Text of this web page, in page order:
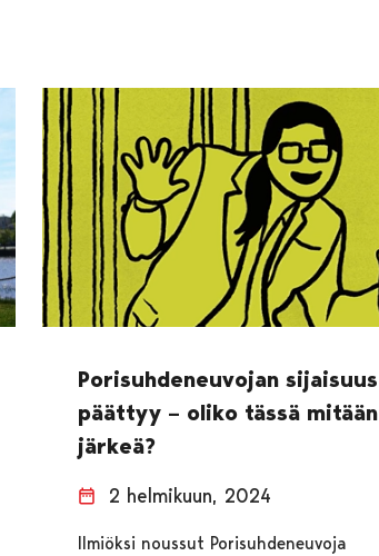
Porisuhdeneuvojan sijaisuus
päättyy – oliko tässä mitään
järkeä?
2 helmikuun, 2024
Ilmiöksi noussut Porisuhdeneuvoja